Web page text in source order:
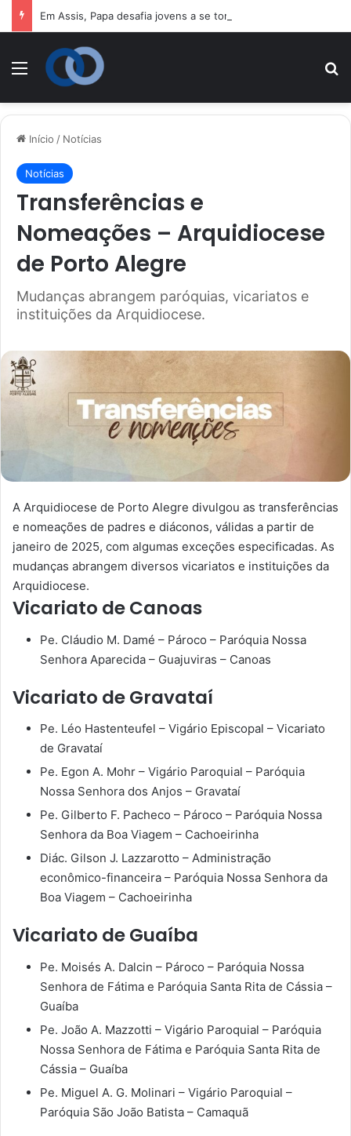
Menu
Início / Notícias
Notícias
Transferências e
Nomeações – Arquidiocese
de Porto Alegre
Mudanças abrangem paróquias, vicariatos e
instituições da Arquidiocese.
A Arquidiocese de Porto Alegre divulgou as transferências
e nomeações de padres e diáconos, válidas a partir de
janeiro de 2025, com algumas exceções especificadas. As
mudanças abrangem diversos vicariatos e instituições da
Arquidiocese.
Vicariato de Canoas
Pe. Cláudio M. Damé – Pároco – Paróquia Nossa
Senhora Aparecida – Guajuviras – Canoas
Vicariato de Gravataí
Pe. Léo Hastenteufel – Vigário Episcopal – Vicariato
de Gravataí
Pe. Egon A. Mohr – Vigário Paroquial – Paróquia
Nossa Senhora dos Anjos – Gravataí
Pe. Gilberto F. Pacheco – Pároco – Paróquia Nossa
Senhora da Boa Viagem – Cachoeirinha
Diác. Gilson J. Lazzarotto – Administração
econômico-financeira – Paróquia Nossa Senhora da
Boa Viagem – Cachoeirinha
Vicariato de Guaíba
Pe. Moisés A. Dalcin – Pároco – Paróquia Nossa
Senhora de Fátima e Paróquia Santa Rita de Cássia –
Guaíba
Pe. João A. Mazzotti – Vigário Paroquial – Paróquia
Nossa Senhora de Fátima e Paróquia Santa Rita de
Cássia – Guaíba
Pe. Miguel A. G. Molinari – Vigário Paroquial –
Paróquia São João Batista – Camaquã